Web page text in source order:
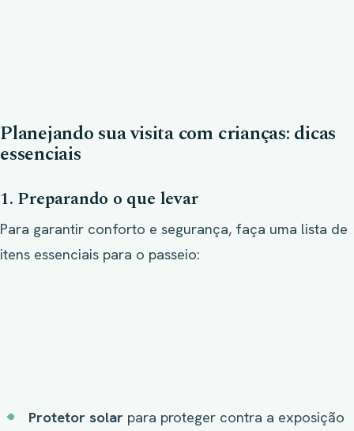
Planejando sua visita com crianças: dicas
essenciais
1. Preparando o que levar
Para garantir conforto e segurança, faça uma lista de
itens essenciais para o passeio:
Protetor solar para proteger contra a exposição